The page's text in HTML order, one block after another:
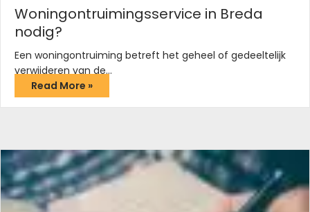
Woningontruimingsservice in Breda
nodig?
Een woningontruiming betreft het geheel of gedeeltelijk
verwijderen van de…
Read More »